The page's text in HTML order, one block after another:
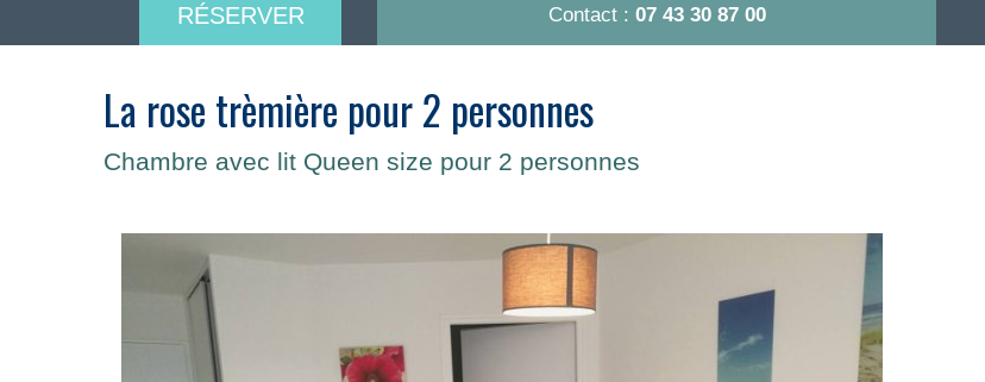
RÉSERVER Contact : 07 43 30 87 00
La rose trèmière pour 2 personnes
Chambre avec lit Queen size pour 2 personnes